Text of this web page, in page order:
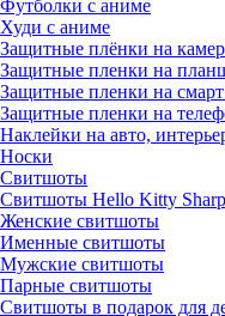
Футболки с аниме
Худи с аниме
Защитные плёнки на
Защитные пленки на
Защитные пленки на
Защитные пленки на
Наклейки на авто,
Носки
Свитшоты
Cвитшоты Hello Kitty
Женские свитшоты
Именные свитшоты
Мужские свитшоты
Парные свитшоты
Свитшоты в подарок для